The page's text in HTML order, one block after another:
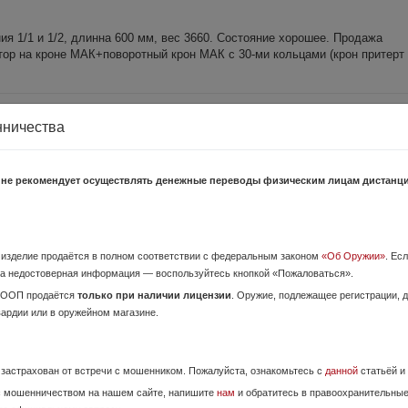
1/1 и 1/2, длинна 600 мм, вес 3660. Состояние хорошее. Продажа
на кроне МАК+поворотный крон МАК с 30-ми кольцами (крон притерт
АКМ под новый патрон 9х22 Altay, предназначен для охоты,
доступной цене отлично подойдёт для обучения новичко...
ПНВ 13
с прицелом продам за 180000. Прицел отдельно - 40000. Комплект
"Темп", прицел у официального дилер...
двумя стволами и оптикой. 17
рекомендует осуществлять денежные переводы физическим лицам
продаётся в полном соответствии с федеральным законом «Об Оружии» .
недостоверная информация — воспользуйтесь кнопкой «Пожаловаться».
продаётся только при наличии лицензии . Оружие, подлежащее
или в оружейном магазине.
от встречи с мошенником. Пожалуйста, ознакомьтесь с данной статьёй и
мошенничеством на нашем сайте, напишите нам и обратитесь в